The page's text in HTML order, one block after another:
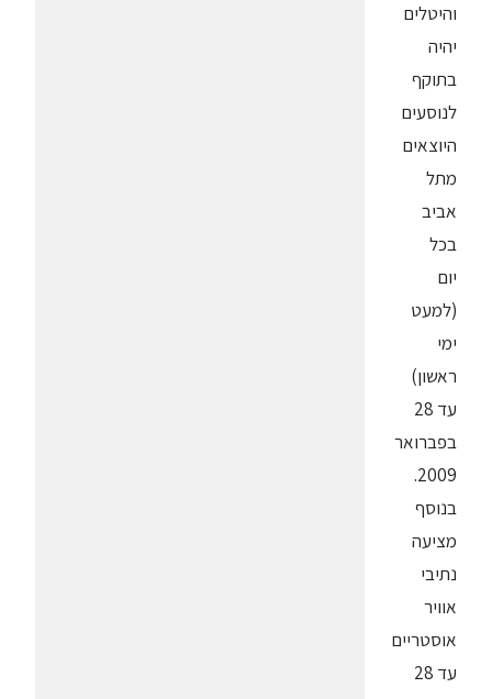
והיטלים
יהיה
בתוקף
לנוסעים
היוצאים
מתל
אביב
בכל
יום
(למעט
ימי
ראשון)
עד 28
בפברואר
2009.
בנוסף
מציעה
נתיבי
אוויר
אוסטריים
עד 28